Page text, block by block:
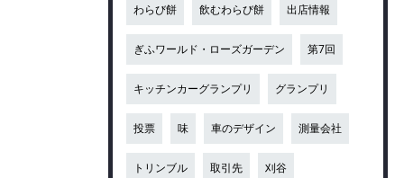
わらび餅 飲むわらび餅 出店情報
ぎふワールド・ローズガーデン 第7回
キッチンカーグランプリ グランプリ
投票 味 車のデザイン 測量会社
トリンブル 取引先 刈谷